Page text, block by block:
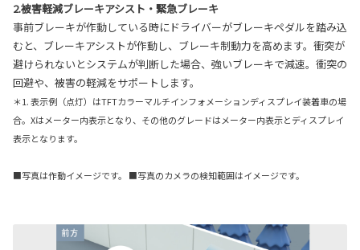
2.被害軽減ブレーキアシスト・緊急ブレーキ
事前ブレーキが作動している時にドライバーがブレーキペダルを踏み込
むと、ブレーキアシストが作動し、ブレーキ制動力を高めます。衝突が
避けられないとシステムが判断した場合、強いブレーキで減速。衝突の
回避や、被害の軽減をサポートします。
＊1. 表示例（点灯）はTFTカラーマルチインフォメーションディスプレイ装着車の場
合。Xはメーター内表示となり、その他のグレードはメーター内表示とディスプレイ
表示となります。
■写真は作動イメージです。 ■写真のカメラの検知範囲はイメージです。